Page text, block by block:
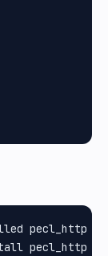
pecl_http
pecl_http